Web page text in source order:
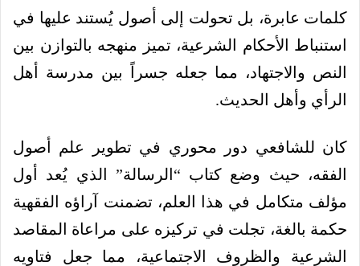
كلمات عابرة، بل تحولت إلى أصول يُستند عليها في
استنباط الأحكام الشرعية، تميز منهجه بالتوازن بين
النص والاجتهاد، مما جعله جسراً بين مدرسة أهل
الرأي وأهل الحديث.
كان للشافعي دور محوري في تطوير علم أصول
الفقه، حيث وضع كتاب “الرسالة” الذي يُعد أول
مؤلف متكامل في هذا العلم، تضمنت آراؤه الفقهية
حكمة بالغة، تجلت في تركيزه على مراعاة المقاصد
الشرعية والظروف الاجتماعية، مما جعل فتاويه